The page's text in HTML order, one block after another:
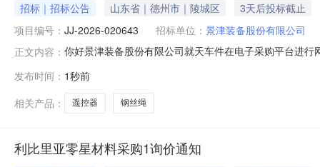
招标｜招标公告 山东省｜德州市｜陵城区
3天后投标截止
项目编号： JJ-2026-020643 招标单位： 景津装备股份有限公司
正文内容： 你好景津装备股份有限公司就天车件在电子采购平台进
供应商须登录景津电子采购平台【http://gys.jjylj.com/】
发布时间： 1秒前
相关产品：
遥控器 钢丝绳
利比里亚零星材料采购1询价通知